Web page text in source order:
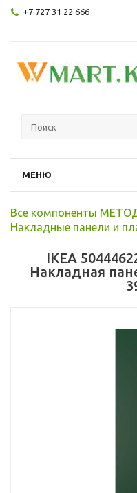
+7 727 31 22 666
МЕНЮ
Все компоненты
Накладные панели и
IKEA
Накладная